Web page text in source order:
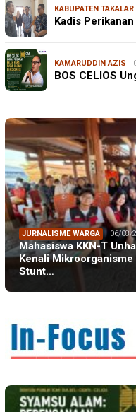
KABUPATEN TAKALAR
Kadis
KAMARUDDIN AZIS
BOS CELIOS
JURNALISME WARGA 06/08/
Mahasiswa KKN-T
Kenali
Stunt…